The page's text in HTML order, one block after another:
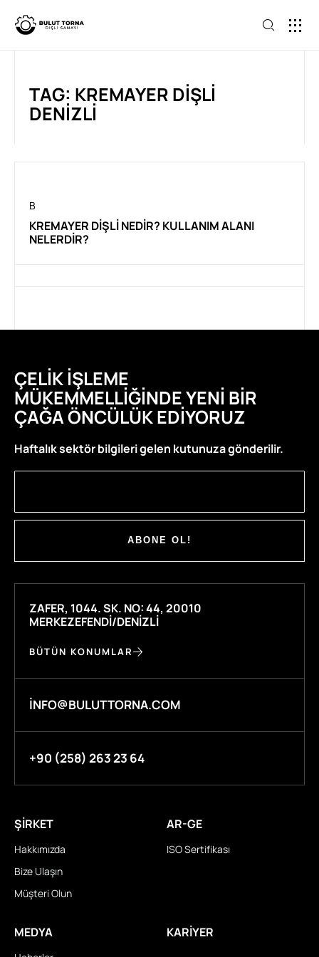
TAG: KREMAYER DIŞLI
DENIZLI
B
KREMAYER DIŞLI NEDIR? KULLANIM ALANI
NELERDIR?
ÇELIK İŞLEME
MÜKEMMELLIĞINDE YENI BIR
ÇAĞA ÖNCÜLÜK EDIYORUZ
Haftalık sektör bilgileri gelen kutunuza gönderilir.
ABONE OL!
ZAFER, 1044. SK. NO: 44, 20010
MERKEZEFENDI/DENIZLI
BÜTÜN KONUMLAR
INFO@BULUTTORNA.COM
+90 (258) 263 23 64
ŞIRKET
Hakkımızda
Bize Ulaşın
Müşteri Olun
AR-GE
ISO Sertifikası
MEDYA KARIYER